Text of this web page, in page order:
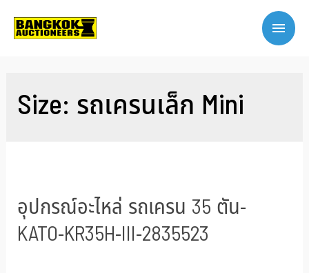
Size: รถเครนเล็ก Mini
อุปกรณ์อะไหล่ รถเครน 35 ตัน-
KATO-KR35H-III-2835523